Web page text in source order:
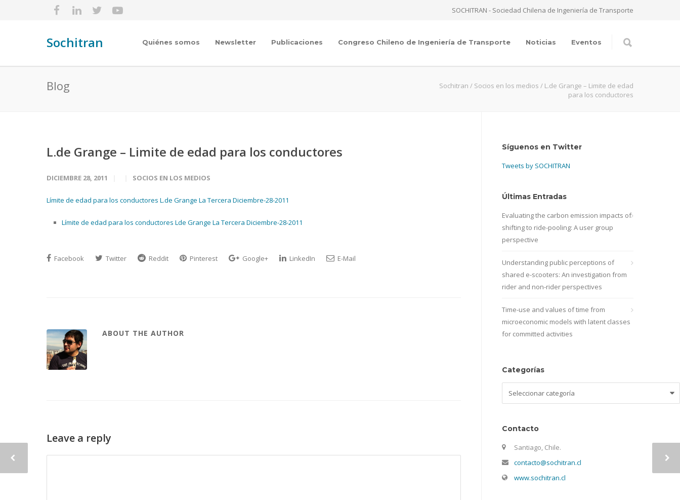
SOCHITRAN - Sociedad Chilena de Ingeniería de Transporte
Sochitran Quiénes somos Newsletter Publicaciones Congreso Chileno de Ingeniería de Transporte Noticias Eventos
Blog Sochitran / Socios en los medios / L.de Grange – Limite de edad
para los conductores
L.de Grange – Limite de edad para los conductores
DICIEMBRE 28, 2011 SOCIOS EN LOS MEDIOS
Límite de edad para los conductores L.de Grange La Tercera Diciembre-28-2011
Límite de edad para los conductores Lde Grange La Tercera Diciembre-28-2011
Facebook Twitter Reddit Pinterest Google+ LinkedIn E-Mail
ABOUT THE AUTHOR
Leave a reply
Síguenos en Twitter
Tweets by SOCHITRAN
Últimas Entradas
Evaluating the carbon emission impacts of
shifting to ride-pooling: A user group
perspective
Understanding public perceptions of
shared e-scooters: An investigation from
rider and non-rider perspectives
Time-use and values of time from
microeconomic models with latent classes
for committed activities
Categorías
Contacto
Santiago, Chile.
contacto@sochitran.cl
www.sochitran.cl